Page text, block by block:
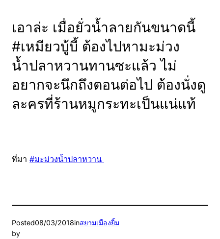
เอาล่ะ เมื่อยั่วน้ำลายกันขนาดนี้
#เหมียวบู้บี้ ต้องไปหามะม่วง
น้ำปลาหวานทานซะแล้ว ไม่
อยากจะนึกถึงตอนต่อไป ต้องนั่งดู
ละครที่ร้านหมูกระทะเป็นแน่แท้
ที่มา #มะม่วงน้ำปลาหวาน
Posted08/03/2018inสยามเมืองยิ้ม
by